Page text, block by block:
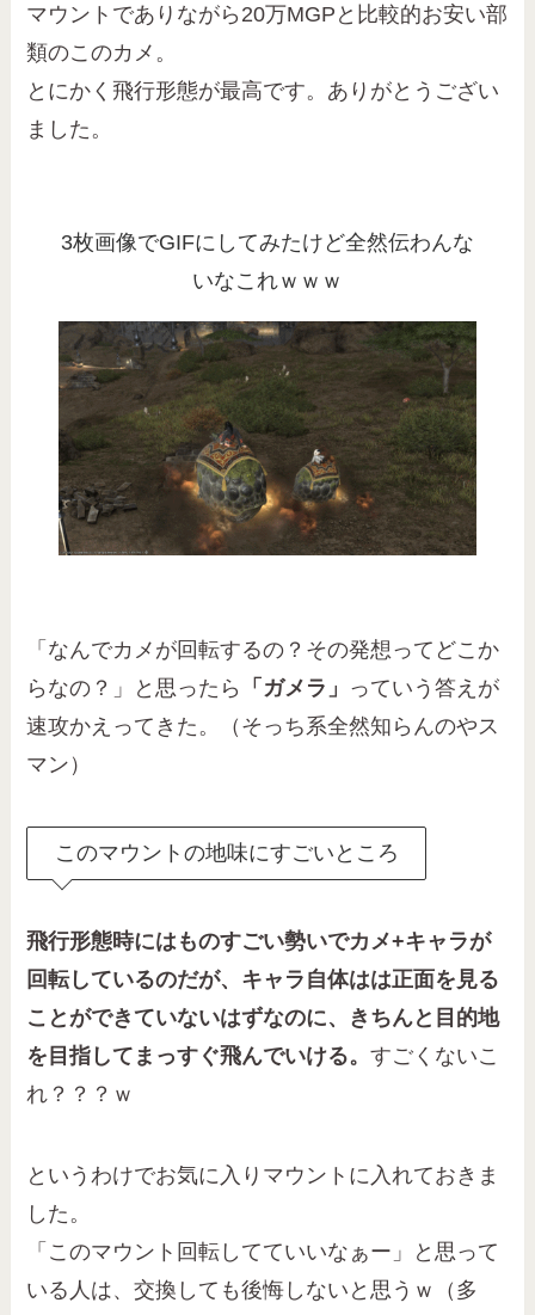
マウントでありながら20万MGPと比較的お安い部
類のこのカメ。
とにかく飛行形態が最高です。ありがとうござい
ました。
3枚画像でGIFにしてみたけど全然伝わんな
いなこれｗｗｗ
「なんでカメが回転するの？その発想ってどこか
らなの？」と思ったら
「ガメラ」 っていう答えが
速攻かえってきた。（そっち系全然知らんのやス
マン）
このマウントの地味にすごいところ
飛行形態時にはものすごい勢いでカメ+キャラが
回転しているのだが、キャラ自体はは正面を見る
ことができていないはずなのに、きちんと目的地
を目指してまっすぐ飛んでいける。すごくないこ
れ？？？ｗ
というわけでお気に入りマウントに入れておきま
した。
「このマウント回転してていいなぁー」と思って
いる人は、交換しても後悔しないと思うｗ（多